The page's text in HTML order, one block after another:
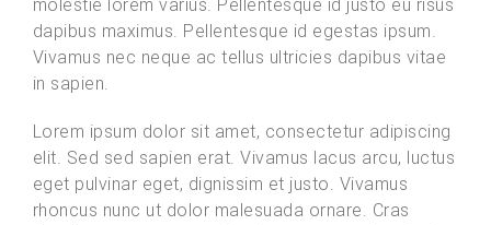
molestie lorem varius. Pellentesque id justo eu risus
dapibus maximus. Pellentesque id egestas ipsum.
Vivamus nec neque ac tellus ultricies dapibus vitae
in sapien.
Lorem ipsum dolor sit amet, consectetur adipiscing
elit. Sed sed sapien erat. Vivamus lacus arcu, luctus
eget pulvinar eget, dignissim et justo. Vivamus
rhoncus nunc ut dolor malesuada ornare. Cras